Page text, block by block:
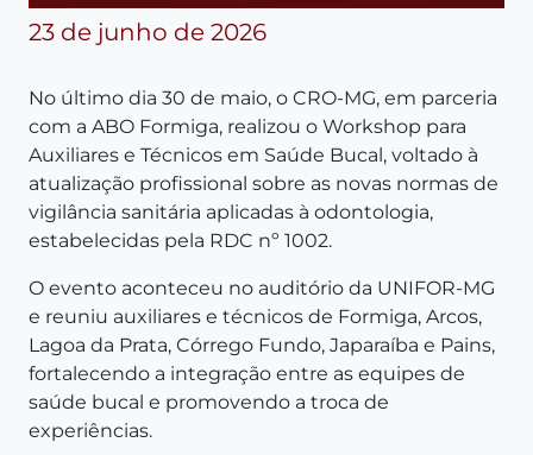
23 de junho de 2026
No último dia 30 de maio, o CRO-MG, em parceria
com a ABO Formiga, realizou o Workshop para
Auxiliares e Técnicos em Saúde Bucal, voltado à
atualização profissional sobre as novas normas de
vigilância sanitária aplicadas à odontologia,
estabelecidas pela RDC nº 1002.
O evento aconteceu no auditório da UNIFOR-MG
e reuniu auxiliares e técnicos de Formiga, Arcos,
Lagoa da Prata, Córrego Fundo, Japaraíba e Pains,
fortalecendo a integração entre as equipes de
saúde bucal e promovendo a troca de
experiências.